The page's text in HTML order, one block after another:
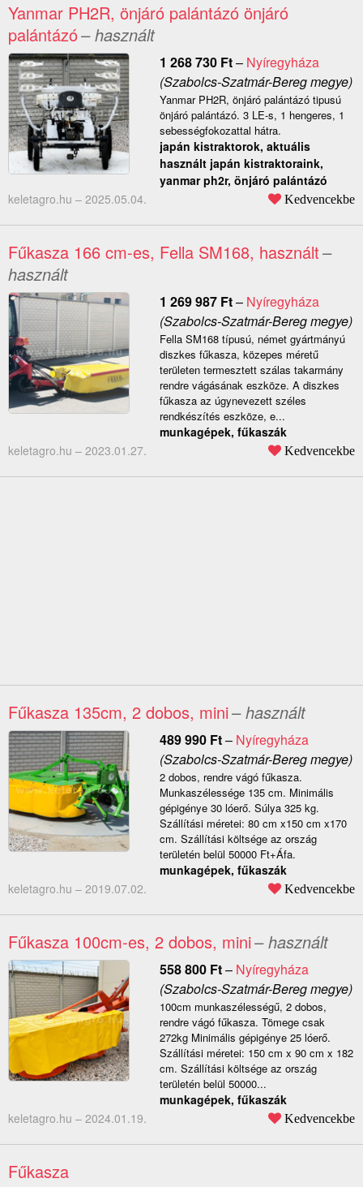
Yanmar PH2R, önjáró palántázó önjáró
palántázó– használt
1 268 730 Ft– Nyíregyháza
(Szabolcs-Szatmár-Bereg megye)
Yanmar PH2R, önjáró palántázó tipusú
önjáró palántázó. 3 LE-s, 1 hengeres, 1
sebességfokozattal hátra.
japán kistraktorok, aktuális
használt japán kistraktoraink,
yanmar ph2r, önjáró palántázó
keletagro.hu – 2025.05.04. Kedvencekbe
Fűkasza 166 cm-es, Fella SM168, használt–
használt
1 269 987 Ft– Nyíregyháza
(Szabolcs-Szatmár-Bereg megye)
Fella SM168 típusú, német gyártmányú
diszkes fűkasza, közepes méretű
területen termesztett szálas takarmány
rendre vágásának eszköze. A diszkes
fűkasza az úgynevezett széles
rendkészítés eszköze, e...
munkagépek, fűkaszák
keletagro.hu – 2023.01.27. Kedvencekbe
Fűkasza 135cm, 2 dobos, mini– használt
489 990 Ft– Nyíregyháza
(Szabolcs-Szatmár-Bereg megye)
2 dobos, rendre vágó fűkasza.
Munkaszélessége 135 cm. Minimális
gépigénye 30 lóerő. Súlya 325 kg.
Szállítási méretei: 80 cm x150 cm x170
cm. Szállítási költsége az ország
területén belül 50000 Ft+Áfa.
munkagépek, fűkaszák
keletagro.hu – 2019.07.02. Kedvencekbe
Fűkasza 100cm-es, 2 dobos, mini– használt
558 800 Ft– Nyíregyháza
(Szabolcs-Szatmár-Bereg megye)
100cm munkaszélességű, 2 dobos,
rendre vágó fűkasza. Tömege csak
272kg Minimális gépigénye 25 lóerő.
Szállítási méretei: 150 cm x 90 cm x 182
cm. Szállítási költsége az ország
területén belül 50000...
munkagépek, fűkaszák
keletagro.hu – 2024.01.19. Kedvencekbe
Fűkasza